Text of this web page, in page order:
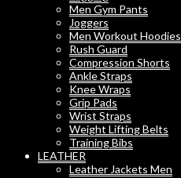
Men Gym Pants
Joggers
Men Workout Hoodies
Rush Guard
Compression Shorts
Ankle Straps
Knee Wraps
Grip Pads
Wrist Straps
Weight Lifting Belts
Training Bibs
LEATHER
Leather Jackets Men